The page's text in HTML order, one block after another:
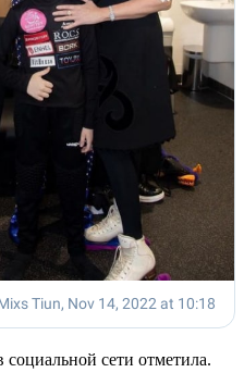
социальной сети отметила.